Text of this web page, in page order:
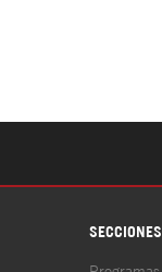
SECCIONES
Programas